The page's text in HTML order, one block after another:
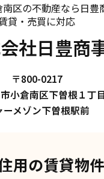
区の不動産なら日豊
貸・売買に対応
社日豊商
〒800-0217
小倉南区下曽根１丁
ーメゾン下曽根駅前
用の賃貸物件